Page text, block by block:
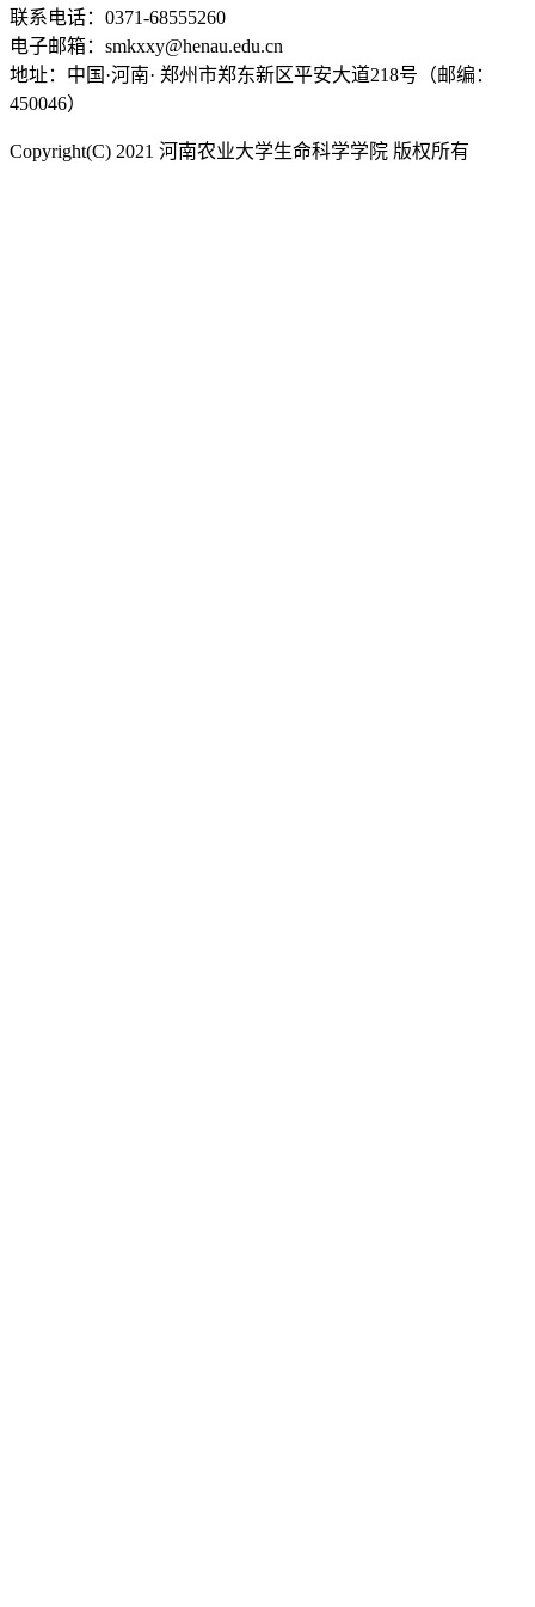
联系电话：0371-68555260
电子邮箱：smkxxy@henau.edu.cn
地址：中国·河南· 郑州市郑东新区平安大道218号（邮编：
450046）
Copyright(C) 2021 河南农业大学生命科学学院 版权所有